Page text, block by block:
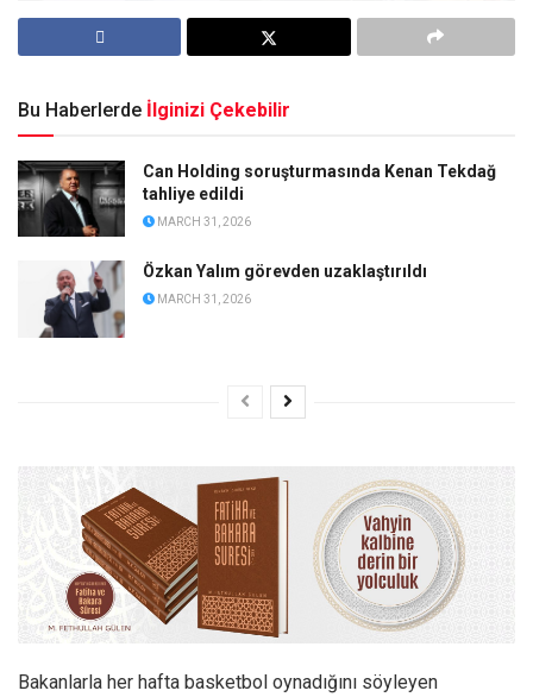
Bu Haberlerde İlginizi Çekebilir
Can Holding soruşturmasında Kenan Tekdağ
tahliye edildi
MARCH 31, 2026
Özkan Yalım görevden uzaklaştırıldı
MARCH 31, 2026
Bakanlarla her hafta basketbol oynadığını söyleyen